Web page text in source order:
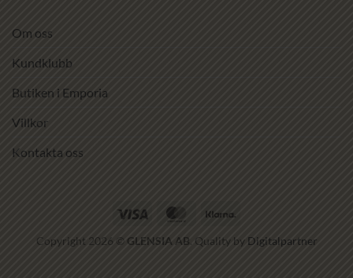
Om oss
Kundklubb
Butiken i Emporia
Villkor
Kontakta oss
Visa MasterCard
Copyright 2026 © GLENSIA AB. Quality by Digitalpartner